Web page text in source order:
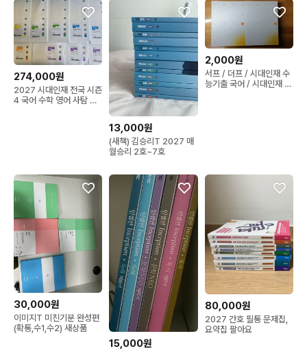
274,000원
2027 시대인재 전국 시즌
4 국어 수학 영어 사탐 과
13,000원
(새책) 김승리T 2027 매
월승리 2호~7호
2,000원
서프 / 더프 / 시대인재 수
능기출 국어 / 시대인재 엑
30,000원
이미지T 미친기분 완성편
(확통,수1,수2) 새상품
15,000원
80,000원
2027 간호 필통 문제집,
요약집 팔아요